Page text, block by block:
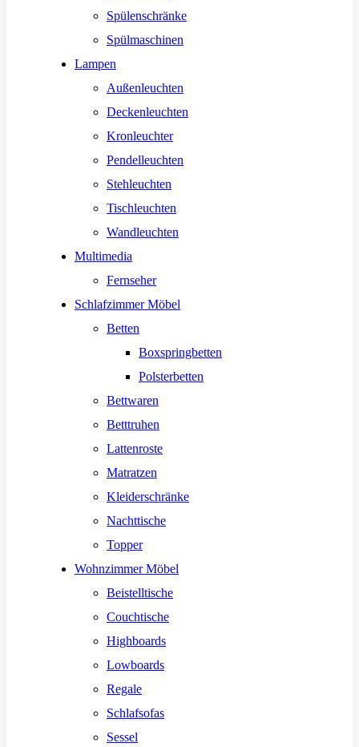
Spülenschränke
Spülmaschinen
Lampen
Außenleuchten
Deckenleuchten
Kronleuchter
Pendelleuchten
Stehleuchten
Tischleuchten
Wandleuchten
Multimedia
Fernseher
Schlafzimmer Möbel
Betten
Boxspringbetten
Polsterbetten
Bettwaren
Betttruhen
Lattenroste
Matratzen
Kleiderschränke
Nachttische
Topper
Wohnzimmer Möbel
Beistelltische
Couchtische
Highboards
Lowboards
Regale
Schlafsofas
Sessel